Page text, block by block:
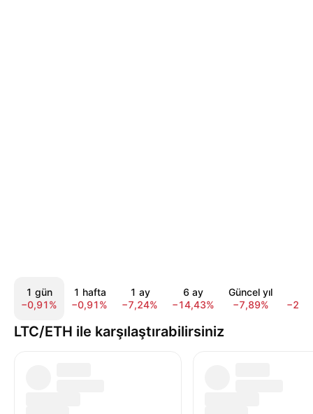
1 gün
−0,91%
1 hafta
−0,91%
1 ay
−7,24%
6 ay
−14,43%
Güncel yıl
−7,89%
LTC/ETH ile karşılaştırabilirsiniz